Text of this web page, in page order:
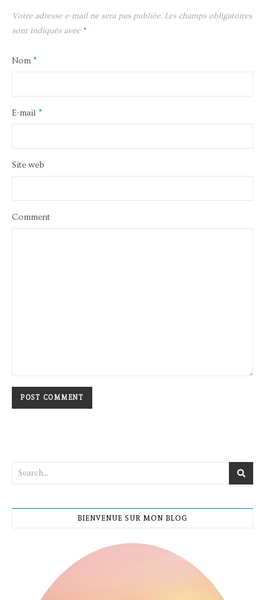
Votre adresse e-mail ne sera pas publiée. Les champs obligatoires
sont indiqués avec *
Nom *
E-mail *
Site web
Comment
BIENVENUE SUR MON BLOG